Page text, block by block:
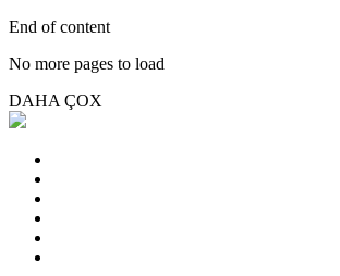
End of content
No more pages to load
DAHA ÇOX